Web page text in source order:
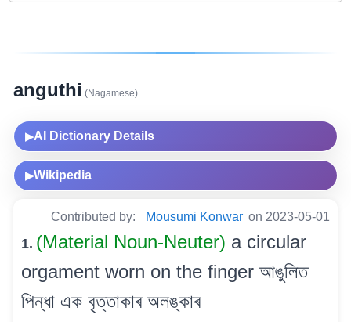
anguthi (Nagamese)
▶AI Dictionary Details
▶Wikipedia
Contributed by: Mousumi Konwar on 2023-05-01
1. (Material Noun-Neuter) a circular
orgament worn on the finger আঙুলিত
পিন্ধা এক বৃত্তাকাৰ অলঙ্কাৰ